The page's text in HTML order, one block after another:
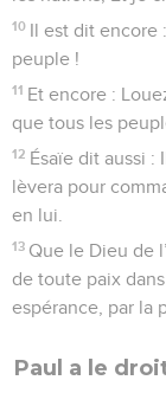
10 Il est dit encore
peuple !
11 Et encore :
que tous les
12 Ésaïe dit aussi :
lèvera pour
en lui.
13 Que le Dieu de
de toute paix
espérance, par la
Paul a le